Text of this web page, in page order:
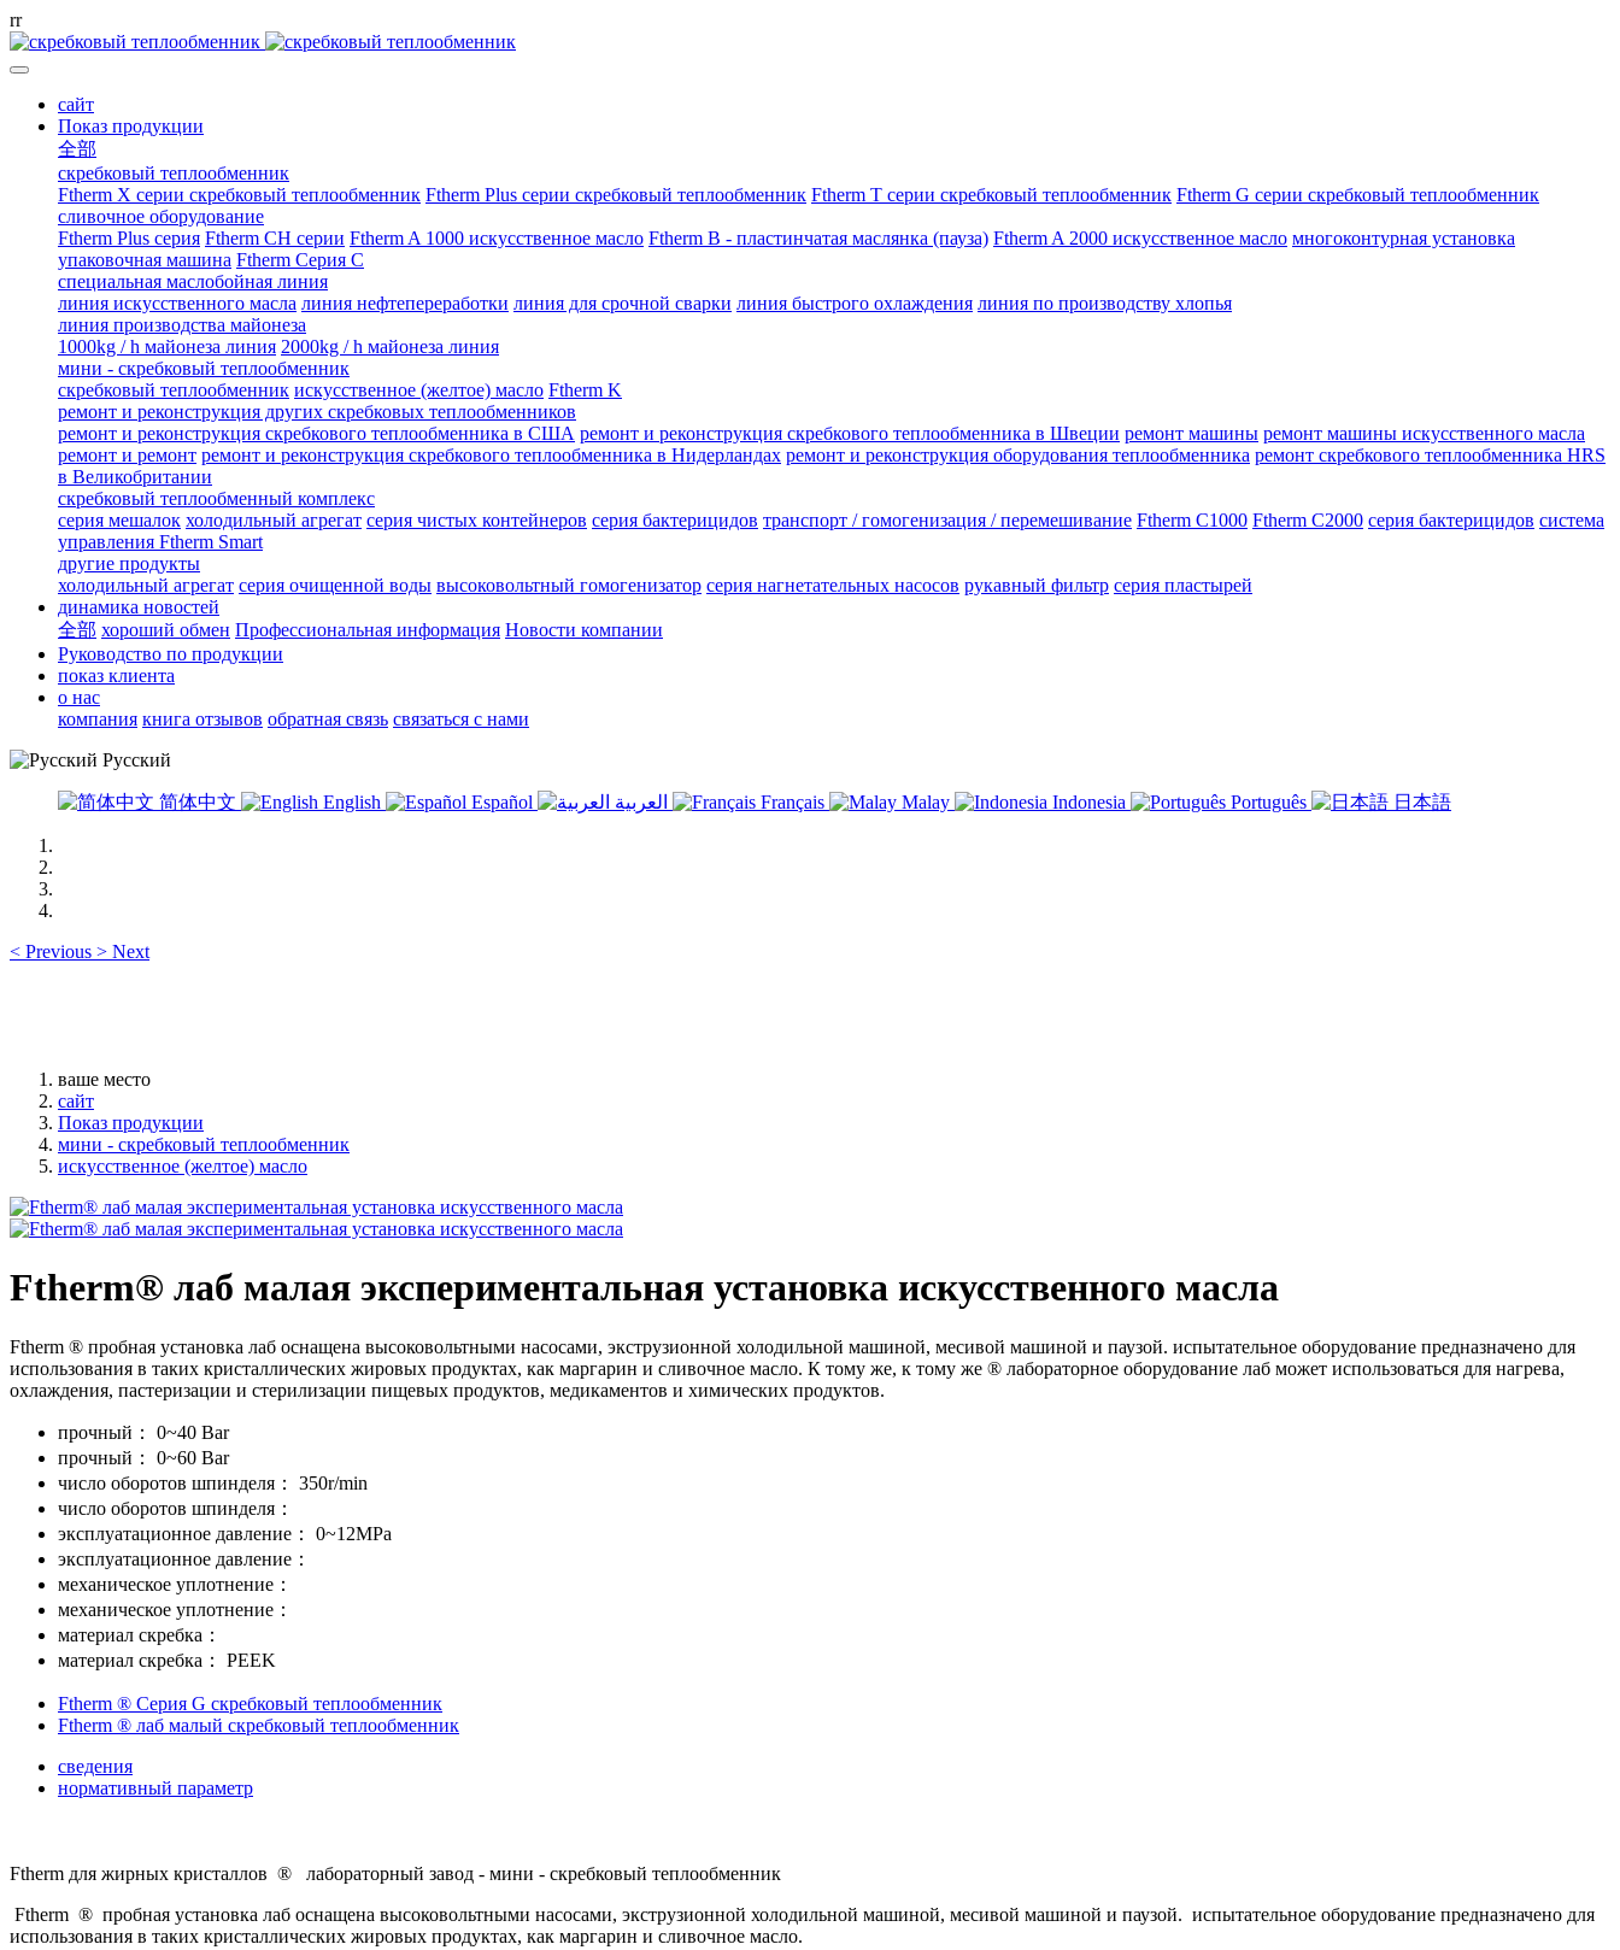
rr
сайт
Показ продукции
全部
скребковый теплообменник
Ftherm X серии скребковый теплообменник Ftherm Plus серии скребковый теплообменник Ftherm T серии скребковый теплообменник Ftherm G серии скребковый теплообменник
сливочное оборудование
Ftherm Plus серия Ftherm CH серии Ftherm A 1000 искусственное масло Ftherm B - пластинчатая маслянка (пауза) Ftherm A 2000 искусственное масло многоконтурная установка
упаковочная машина Ftherm Серия C
специальная маслобойная линия
линия искусственного масла линия нефтепереработки линия для срочной сварки линия быстрого охлаждения линия по производству хлопья
линия производства майонеза
1000kg / h майонеза линия 2000kg / h майонеза линия
мини - скребковый теплообменник
скребковый теплообменник искусственное (желтое) масло Ftherm K
ремонт и реконструкция других скребковых теплообменников
ремонт и реконструкция скребкового теплообменника в США ремонт и реконструкция скребкового теплообменника в Швеции ремонт машины ремонт машины искусственного масла
ремонт и ремонт ремонт и реконструкция скребкового теплообменника в Нидерландах ремонт и реконструкция оборудования теплообменника ремонт скребкового теплообменника HRS
в Великобритании
скребковый теплообменный комплекс
серия мешалок холодильный агрегат серия чистых контейнеров серия бактерицидов транспорт / гомогенизация / перемешивание Ftherm C1000 Ftherm C2000 серия бактерицидов система
управления Ftherm Smart
другие продукты
холодильный агрегат серия очищенной воды высоковольтный гомогенизатор серия нагнетательных насосов рукавный фильтр серия пластырей
динамика новостей
全部 хороший обмен Профессиональная информация Новости компании
Руководство по продукции
показ клиента
о нас
компания книга отзывов обратная связь связаться с нами
Русский
简体中文 English Español Français Malay Indonesia Português 日本語
< Previous > Next
ваше место
сайт
Показ продукции
мини - скребковый теплообменник
искусственное (желтое) масло
Ftherm® лаб малая экспериментальная установка искусственного масла
Ftherm ® пробная установка лаб оснащена высоковольтными насосами, экструзионной холодильной машиной, месивой машиной и паузой. испытательное оборудование предназначено для
использования в таких кристаллических жировых продуктах, как маргарин и сливочное масло. К тому же, к тому же ® лабораторное оборудование лаб может использоваться для нагрева,
охлаждения, пастеризации и стерилизации пищевых продуктов, медикаментов и химических продуктов.
прочный：
0~40 Bar
прочный：
0~60 Bar
число оборотов шпинделя：
350r/min
число оборотов шпинделя：
эксплуатационное давление：
0~12MPa
эксплуатационное давление：
механическое уплотнение：
механическое уплотнение：
материал скребка：
материал скребка：
PEEK
Ftherm ® Серия G скребковый теплообменник
Ftherm ® лаб малый скребковый теплообменник
сведения
нормативный параметр
Ftherm для жирных кристаллов ® лабораторный завод - мини - скребковый теплообменник
Ftherm ® пробная установка лаб оснащена высоковольтными насосами, экструзионной холодильной машиной, месивой машиной и паузой. испытательное оборудование предназначено для
использования в таких кристаллических жировых продуктах, как маргарин и сливочное масло.